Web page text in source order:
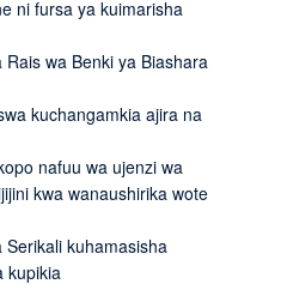
ni fursa ya kuimarisha
wa Benki ya Biashara
kuchangamkia ajira na
nafuu wa ujenzi wa
kwa wanaushirika wote
kuhamasisha
kupikia